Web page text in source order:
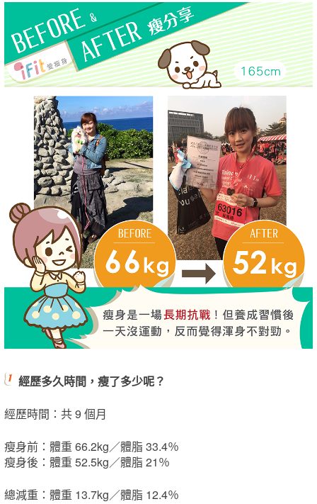
經歷多久時間，瘦了多少呢？
經歷時間：共 9 個月
瘦身前：體重 66.2kg／體脂 33.4％
瘦身後：體重 52.5kg／體脂 21％
總減重：體重 13.7kg／體脂 12.4％